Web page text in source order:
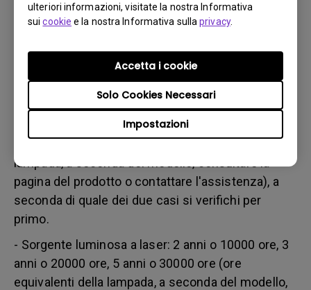
ulteriori informazioni, visitate la nostra Informativa
suicookie e la nostra Informativa sullaprivacy.
Impostazioni
Solo Cookies Necessari
Accetta i cookie
La garanzia della lampada (qui indicata come
sorgente luminosa) si basa sul tipo di sorgente
luminosa ed è limitata a:
- Sorgente luminosa a lampada (UHP): 1 anno o
lampada, a seconda del modello, consultare la
pagina del prodotto o contattare l'assistenza), a
seconda di quale dei due casi si verifichi per
primo.
- Sorgente luminosa a laser: 2 anni o 10000 ore, 3
anni o 20000 ore, 5 anni o 30000 ore (ore
equivalenti della lampada, a seconda del modello,